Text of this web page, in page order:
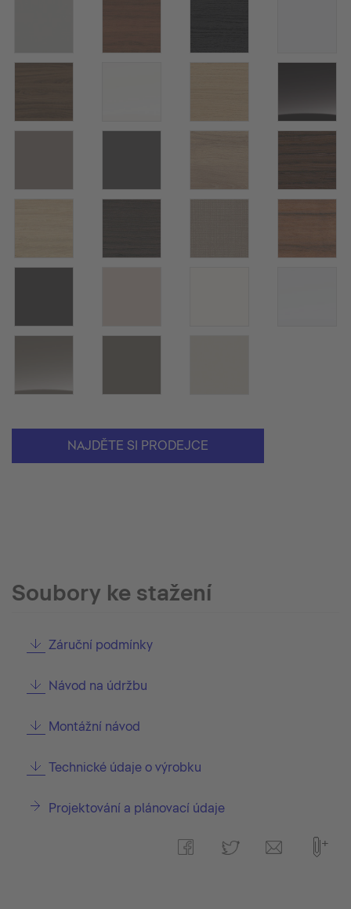
NAJDĚTE SI PRODEJCE
Soubory ke stažení
Záruční podmínky
Návod na údržbu
Montážní návod
Technické údaje o výrobku
Projektování a plánovací údaje